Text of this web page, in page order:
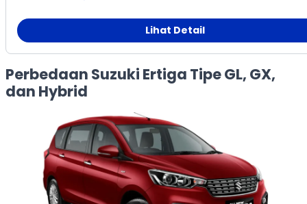
Lihat Detail
Perbedaan Suzuki Ertiga Tipe GL, GX,
dan Hybrid